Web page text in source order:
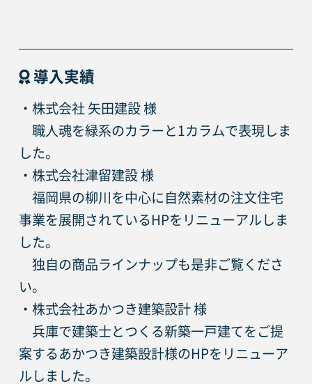
導入実績
・株式会社 矢田建設 様
職人魂を緑系のカラーと1カラムで表現しま
した。
・株式会社津留建設 様
福岡県の柳川を中心に自然素材の注文住宅
事業を展開されているHPをリニューアルしま
した。
独自の商品ラインナップも是非ご覧くださ
い。
・株式会社あかつき建築設計 様
兵庫で建築士とつくる新築一戸建てをご提
案するあかつき建築設計様のHPをリニューア
ルしました。